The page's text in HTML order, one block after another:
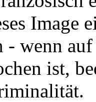
Image
- wenn
ist,